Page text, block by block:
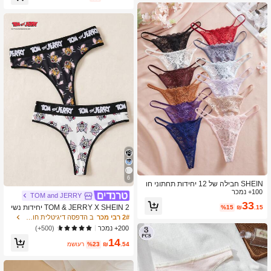
SHEIN חבילה של 12 יחידות תחתוני חו
טיני סקסיים רומנטיים ססגוניים לנשים
100+ נמכר
₪33.15
%15
6
TOM and JERRY
TOM & JERRY X SHEIN 2 יחידות נשי
ם שחור ולבן מודפס אותיות מנוגדות חוטי
ני סקסי, תחתונים חמודים, רכים ונוחים,
חמודים, קוואי, מתוקים, תחתונים מצוירים
לנשים תחתוני נשים חוטיני מצוירים חוטי
2# רבי מכר
200+ נמכר
(500+)
₪14.54
%23 משוער